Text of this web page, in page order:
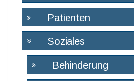
Patienten
Soziales
Behinderung